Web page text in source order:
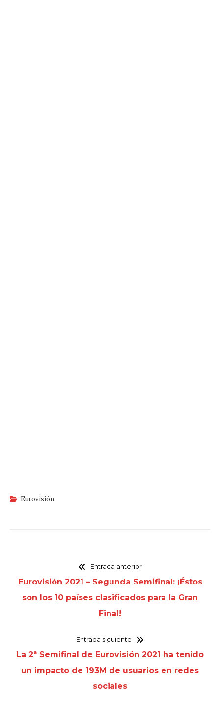
Eurovisión
Entrada anterior
Eurovisión 2021 – Segunda Semifinal: ¡Éstos
son los 10 países clasificados para la Gran
Final!
Entrada siguiente
La 2ª Semifinal de Eurovisión 2021 ha tenido
un impacto de 193M de usuarios en redes
sociales